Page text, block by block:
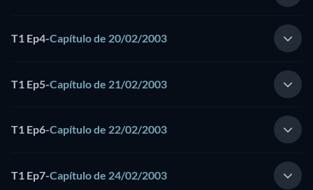
T1 Ep4-Capítulo de 20/02/2003
T1 Ep5-Capítulo de 21/02/2003
T1 Ep6-Capítulo de 22/02/2003
T1 Ep7-Capítulo de 24/02/2003